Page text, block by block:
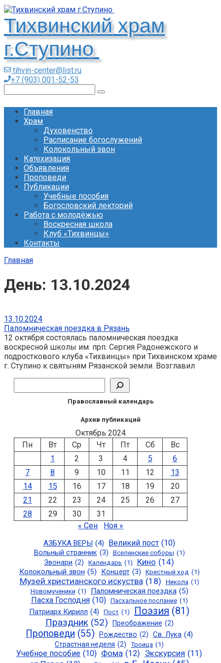
Перейти
к
контенту
Тихвинский храм
г.Ступино
tihvin-center@list.ru
+7 (903) 001-52-53
Главная
Храм
Духовенство
Расписание богослужений
Колокольный звон
Катехизация
Объявления
Проповеди
Публикации
Учебные пособия
Богословский лекторий
Работа с молодёжью
Воскресная школа
Клуб «Тихвинцы»
Контакты
Главная
День: 13.10.2024
13.10.2024
Паломническая поездка в Рязань
12 октября состоялась паломническая поездка
воскресной школы им. прп. Сергия Радонежского и
подросткового клуба «Тихвинцы» при Тихвинском храме
г. Ступино к святыням Рязанской земли. Возглавил
Православный календарь
Архив публикаций
Октябрь 2024
Пн
Вт Ср Чт Пт Сб
Вс
1
2 3 4 5
6
7
8 9 10 11 12
13
14
15 16 17 18 19
20
21
22 23 24 25 26
27
28
29 30
31
« Сен
Ноя »
АЗБУКА ВЕРЫ (4) Великий пост (10)
Вольный странник (3) Вселенские соборы (1)
Звонари (2) Календарь (1) Кино (14)
Колокольный звон (5) Концерт (3) Крестный ход (1)
Музей христианского искуства (18) Никола (1)
Новомученики (1) Паломническая поездка (5)
Пасха Господня (10) Пасхальное послание (1)
Патриарх Кирилл (4) Пост (1) Поэзия (81)
Праздник (52) Преображение (2)
Проповеди (55) Рождество (2) Св. Лука (4)
Страстная неделя (2) Троица (1)
Учебное пособие (10) Фома (12) Экскурсия (11)